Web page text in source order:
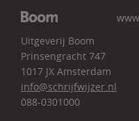
Uitgeverij Boom
Prinsengracht 747
1017 JX Amsterdam
info@schrijfwijzer.nl
088-0301000